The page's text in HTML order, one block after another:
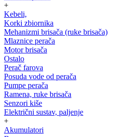
+
Kebeli,
Korki zbiornika
Mehanizmi brisača (ruke brisača)
Mlaznice perača
Motor brisača
Ostalo
Perač farova
Posuda vode od perača
Pumpe perača
Ramena, ruke brisača
Senzori kiše
Električni sustav, paljenje
+
Akumulatori